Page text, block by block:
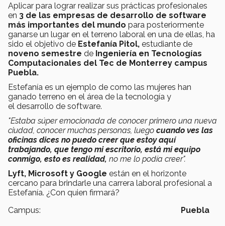
Aplicar para lograr realizar sus prácticas profesionales
en 3 de las empresas de desarrollo de software
más importantes del mundo para posteriormente
ganarse un lugar en el terreno laboral en una de ellas, ha
sido el objetivo de Estefanía Pitol, estudiante de
noveno semestre de Ingeniería en Tecnologías
Computacionales del Tec de Monterrey campus
Puebla.
Estefanía es un ejemplo de como las mujeres han
ganado terreno en el área de la tecnología y
el desarrollo de software.
"Estaba súper emocionada de conocer primero una nueva
ciudad, conocer muchas personas, luego cuando ves las
oficinas dices no puedo creer que estoy aquí
trabajando, que tengo mi escritorio, está mi equipo
conmigo, esto es realidad, no me lo podía creer".
Lyft, Microsoft y Google están en el horizonte
cercano para brindarle una carrera laboral profesional a
Estefanía. ¿Con quien firmará?
Campus:
Puebla